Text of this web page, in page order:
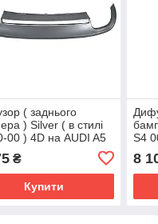
( заднього
) Silver ( в стилі
00 ) 4D на AUDI A5
₴
Купити
S4
8